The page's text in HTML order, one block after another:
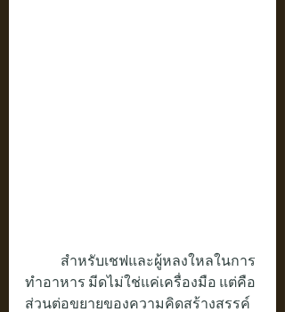
ทำอาหาร มีดไม่ใช่แค่เครื่องมือ แต่คือ
ส่วนต่อขยายของความคิดสร้างสรรค์